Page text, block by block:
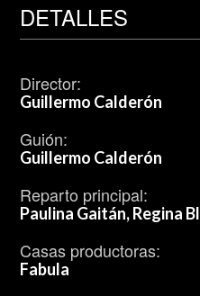
DETALLES
Director:
Guillermo Calderón
Guión:
Guillermo Calderón
Reparto principal:
Paulina Gaitán, Regina
Casas productoras:
Fabula